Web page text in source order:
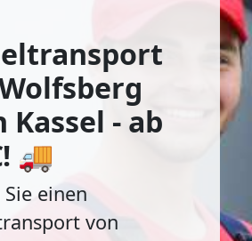
Kassel - ab
🚚
einen
von